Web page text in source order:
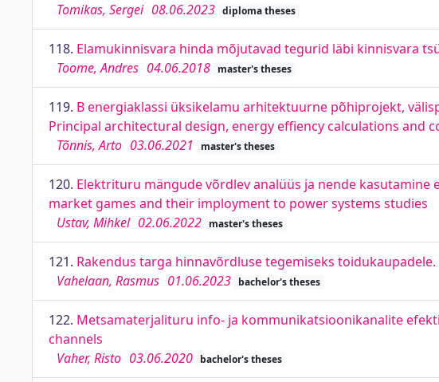
Tomikas, Sergei 08.06.2023 diploma theses
118. Elamukinnisvara hinda mõjutavad tegurid läbi kinnisvara
Toome, Andres 04.06.2018 master's theses
119. B energiaklassi üksikelamu arhitektuurne põhiprojekt,
Principal architectural design, energy effiency calculations and
Tõnnis, Arto 03.06.2021 master's theses
120. Elektrituru mängude võrdlev analüüs ja nende
market games and their imployment to power systems studies
Ustav, Mihkel 02.06.2022 master's theses
121. Rakendus targa hinnavõrdluse tegemiseks
Vahelaan, Rasmus 01.06.2023 bachelor's theses
122. Metsamaterjalituru info- ja kommunikatsioonikanalite
channels
Vaher, Risto 03.06.2020 bachelor's theses